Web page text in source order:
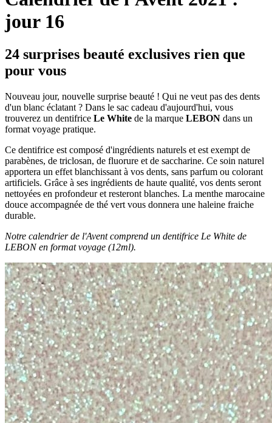
jour 16
24 surprises beauté exclusives rien que
pour vous
Nouveau jour, nouvelle surprise beauté ! Qui ne veut pas des dents
d'un blanc éclatant ? Dans le sac cadeau d'aujourd'hui, vous
trouverez un dentifrice Le White de la marque LEBON dans un
format voyage pratique.
Ce dentifrice est composé d'ingrédients naturels et est exempt de
parabènes, de triclosan, de fluorure et de saccharine. Ce soin naturel
apportera un effet blanchissant à vos dents, sans parfum ou colorant
artificiels. Grâce à ses ingrédients de haute qualité, vos dents seront
nettoyées en profondeur et resteront blanches. La menthe marocaine
douce accompagnée de thé vert vous donnera une haleine fraiche
durable.
Notre calendrier de l'Avent comprend un dentifrice Le White de
LEBON en format voyage (12ml).